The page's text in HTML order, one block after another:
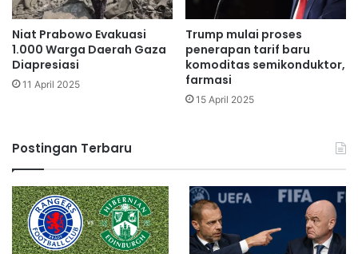
Niat Prabowo Evakuasi
1.000 Warga Daerah Gaza
Diapresiasi
11 April 2025
Trump mulai proses
penerapan tarif baru
komoditas semikonduktor,
farmasi
15 April 2025
Postingan Terbaru